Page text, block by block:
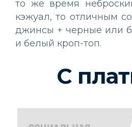
то же время
кэжуал, то отличным
джинсы + черные или
и белый кроп-топ.
С